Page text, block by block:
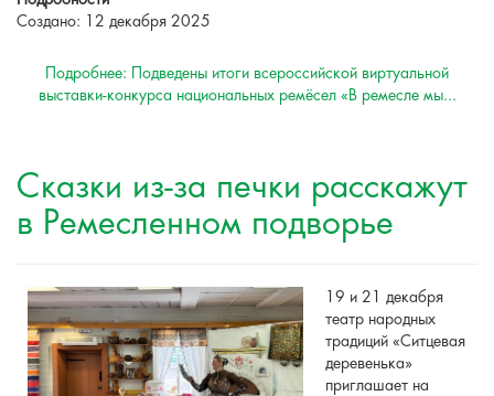
Создано: 12 декабря 2025
Подробнее: Подведены итоги всероссийской виртуальной
выставки-конкурса национальных ремёсел «В ремесле мы...
Сказки из-за печки расскажут
в Ремесленном подворье
19 и 21 декабря
театр народных
традиций «Ситцевая
деревенька»
приглашает на